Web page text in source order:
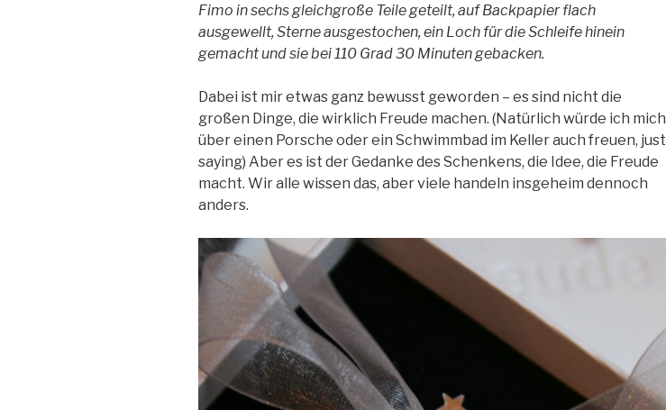
Fimo in sechs gleichgroße Teile geteilt, auf Backpapier flach
ausgewellt, Sterne ausgestochen, ein Loch für die Schleife hinein
gemacht und sie bei 110 Grad 30 Minuten gebacken.
Dabei ist mir etwas ganz bewusst geworden – es sind nicht die
großen Dinge, die wirklich Freude machen. (Natürlich würde ich mich
über einen Porsche oder ein Schwimmbad im Keller auch freuen, just
saying) Aber es ist der Gedanke des Schenkens, die Idee, die Freude
macht. Wir alle wissen das, aber viele handeln insgeheim dennoch
anders.